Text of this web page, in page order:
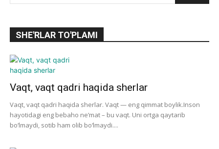
SHE'RLAR TO'PLAMI
Vaqt, vaqt qadri haqida sherlar
Vaqt, vaqt qadri haqida sherlar. Vaqt — eng qimmat boylik.Inson
hayotidagi eng bebaho ne’mat – bu vaqt. Uni ortga qaytarib
bo‘lmaydi, sotib ham olib bo‘lmaydi....